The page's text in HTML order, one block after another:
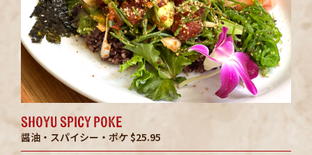
shoyu spicy poke
醤油・スパイシー・ポケ$25.95